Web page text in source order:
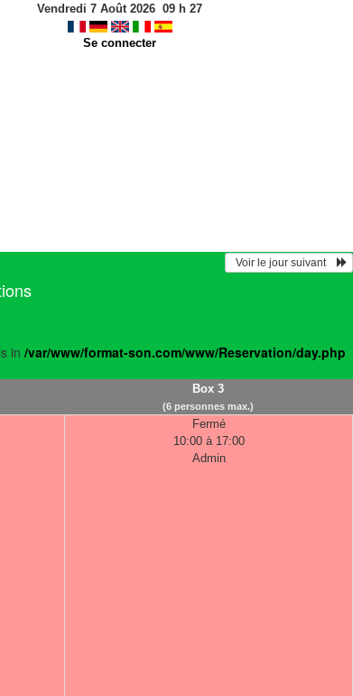
Vendredi 7 Août 2026 09 h 27
Se connecter
  Voir le jour suivant
in /var/www/format-son.com/www/Reservation/day.php
Box 3
(6 personnes max.)
Fermé
10:00 à 17:00
Admin